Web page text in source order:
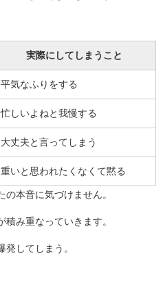
実際にしてしまうこと
平気なふりをする
忙しいよねと我慢する
大丈夫と言ってしまう
重いと思われたくなくて黙る
の本音に気づけません。
み重なっていきます。
発してしまう。